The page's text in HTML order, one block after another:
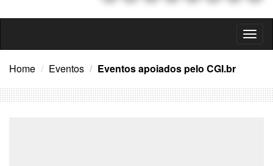
Home Eventos Eventos apoiados pelo CGI.br